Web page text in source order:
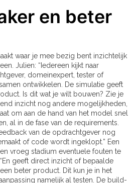
en beter
waar je mee bezig bent inzichtelijk
Julien: “Iedereen kijkt naar
domeinexpert, tester of
ontwikkelen. De simulatie geeft
Is dit wat je wilt bouwen? Zie je
inzicht nog andere mogelijkheden,
om aan de hand van het model snel
al in de fase van de requirements.
van de opdrachtgever nog
of code wordt ingeklopt.” Een
vroeg stadium eventuele fouten te
geeft direct inzicht of bepaalde
beter product. Dit kun je in het
namelijk al testen. De build-